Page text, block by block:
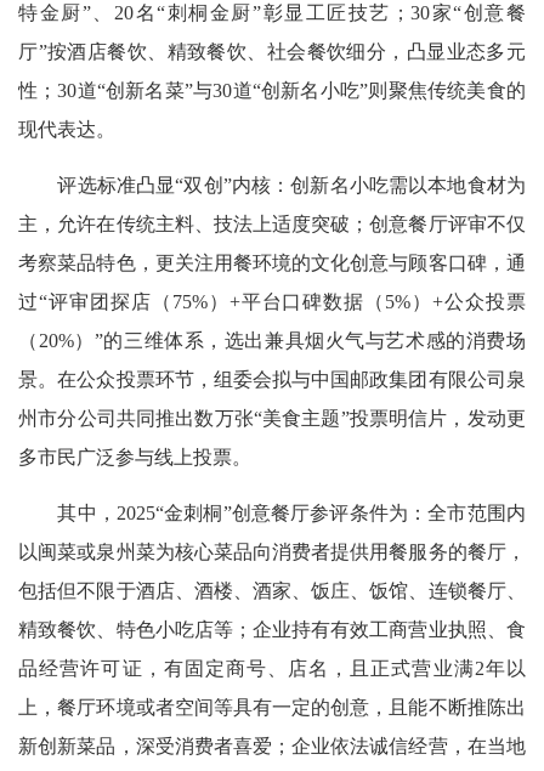
特金厨”、20名“刺桐金厨”彰显工匠技艺；30家“创意餐
厅”按酒店餐饮、精致餐饮、社会餐饮细分，凸显业态多元
性；30道“创新名菜”与30道“创新名小吃”则聚焦传统美食的
现代表达。
评选标准凸显“双创”内核：创新名小吃需以本地食材为
主，允许在传统主料、技法上适度突破；创意餐厅评审不仅
考察菜品特色，更关注用餐环境的文化创意与顾客口碑，通
过“评审团探店（75%）+平台口碑数据（5%）+公众投票
（20%）”的三维体系，选出兼具烟火气与艺术感的消费场
景。在公众投票环节，组委会拟与中国邮政集团有限公司泉
州市分公司共同推出数万张“美食主题”投票明信片，发动更
多市民广泛参与线上投票。
其中，2025“金刺桐”创意餐厅参评条件为：全市范围内
以闽菜或泉州菜为核心菜品向消费者提供用餐服务的餐厅，
包括但不限于酒店、酒楼、酒家、饭庄、饭馆、连锁餐厅、
精致餐饮、特色小吃店等；企业持有有效工商营业执照、食
品经营许可证，有固定商号、店名，且正式营业满2年以
上，餐厅环境或者空间等具有一定的创意，且能不断推陈出
新创新菜品，深受消费者喜爱；企业依法诚信经营，在当地